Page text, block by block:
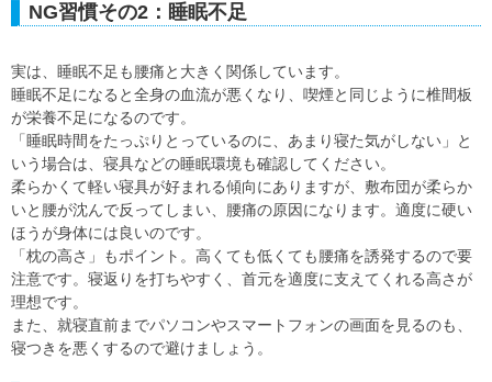
NG習慣その2：睡眠不足
実は、睡眠不足も腰痛と大きく関係しています。
睡眠不足になると全身の血流が悪くなり、喫煙と同じように椎間板
が栄養不足になるのです。
「睡眠時間をたっぷりとっているのに、あまり寝た気がしない」と
いう場合は、寝具などの睡眠環境も確認してください。
柔らかくて軽い寝具が好まれる傾向にありますが、敷布団が柔らか
いと腰が沈んで反ってしまい、腰痛の原因になります。適度に硬い
ほうが身体には良いのです。
「枕の高さ」もポイント。高くても低くても腰痛を誘発するので要
注意です。寝返りを打ちやすく、首元を適度に支えてくれる高さが
理想です。
また、就寝直前までパソコンやスマートフォンの画面を見るのも、
寝つきを悪くするので避けましょう。